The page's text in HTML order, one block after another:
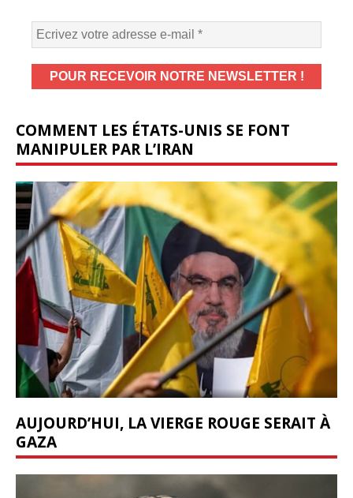
COMMENT LES ÉTATS-UNIS SE FONT
MANIPULER PAR L’IRAN
AUJOURD’HUI, LA VIERGE ROUGE SERAIT À
GAZA